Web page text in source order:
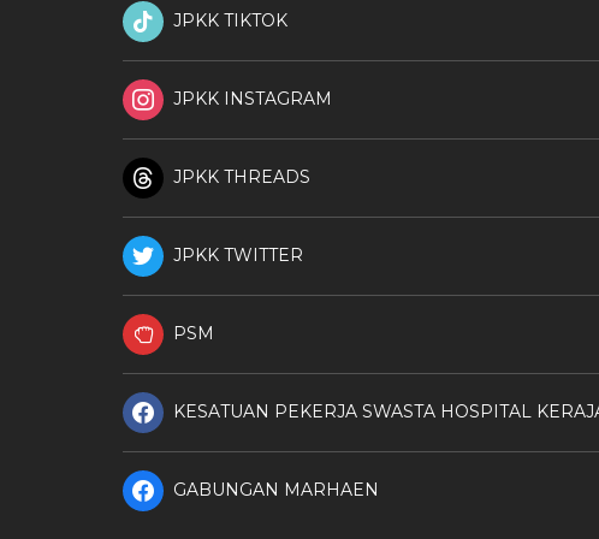
JPKK TIKTOK
JPKK INSTAGRAM
JPKK THREADS
JPKK TWITTER
PSM
KESATUAN PEKERJA SWASTA HOSPITAL
GABUNGAN MARHAEN